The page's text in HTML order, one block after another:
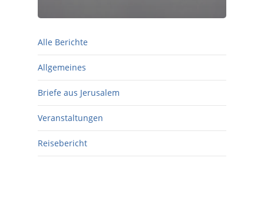
Alle Berichte
Allgemeines
Briefe aus Jerusalem
Veranstaltungen
Reisebericht